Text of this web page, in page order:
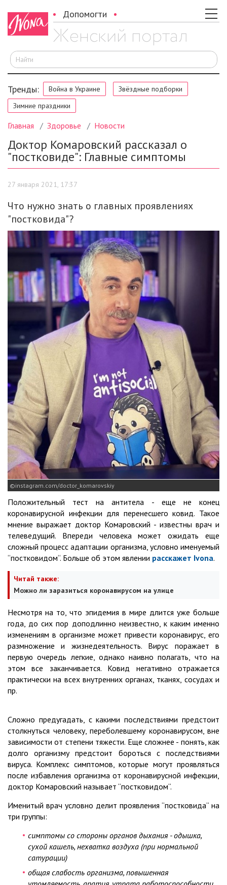
Допомогти
Тренды: Война в Украине
Звёздные подборки
Зимние праздники
Главная Здоровье Новости
Доктор Комаровский рассказал о
"постковиде": Главные симптомы
27 января 2021, 17:37
Что нужно знать о главных проявлениях
"постковида"?
instagram.com/doctor_komarovskiy
Положительный тест на антитела - еще не конец
коронавирусной инфекции для перенесшего ковид. Такое
мнение выражает доктор Комаровский - известны врач и
телеведущий. Впереди человека может ожидать еще
сложный процесс адаптации организма, условно именуемый
“постковидом“. Больше об этом явлении расскажет Ivona.
Читай также:
Можно ли заразиться коронавирусом на улице
Несмотря на то, что эпидемия в мире длится уже больше
года, до сих пор доподлинно неизвестно, к каким именно
изменениям в организме может привести коронавирус, его
размножение и жизнедеятельность. Вирус поражает в
первую очередь легкие, однако наивно полагать, что на
этом все заканчивается. Ковид негативно отражается
практически на всех внутренних органах, тканях, сосудах и
пр.
Сложно предугадать, с какими последствиями предстоит
столкнуться человеку, переболевшему коронавирусом, вне
зависимости от степени тяжести. Еще сложнее - понять, как
долго организму предстоит бороться с последствиями
вируса. Комплекс симптомов, которые могут проявляться
после избавления организма от коронавирусной инфекции,
доктор Комаровский называет “постковидом“.
Именитый врач условно делит проявления “постковида“ на
три группы:
симптомы со стороны органов дыхания - одышка,
сухой кашель, нехватка воздуха (при нормальной
сатурации)
общая слабость организма, повышенная